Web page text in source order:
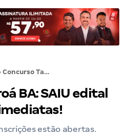
Concurso Taperoá BA: SAIU edital com 370 vagas imediatas!
BA: SAIU edital
estão abertas.